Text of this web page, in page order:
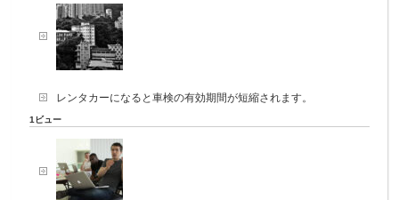
レンタカーになると車検の有効期間が短縮されます。
1ビュー